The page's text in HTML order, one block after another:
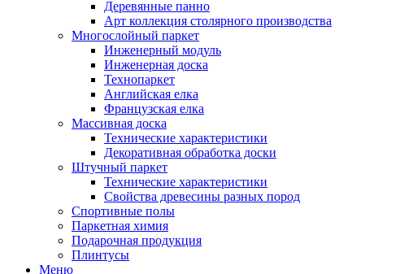
Деревянные панно
Арт коллекция столярного производства
Многослойный паркет
Инженерный модуль
Инженерная доска
Технопаркет
Английская елка
Французская елка
Массивная доска
Технические характеристики
Декоративная обработка доски
Штучный паркет
Технические характеристики
Свойства древесины разных пород
Спортивные полы
Паркетная химия
Подарочная продукция
Плинтусы
Меню